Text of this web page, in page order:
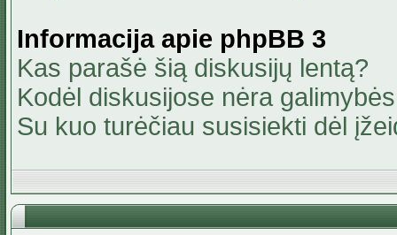
Informacija apie phpBB 3
Kas parašė šią diskusijų lentą?
Kodėl diskusijose nėra
Su kuo turėčiau susisiekti dėl